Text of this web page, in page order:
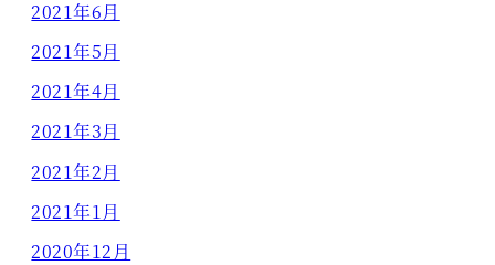
2021年6月
2021年5月
2021年4月
2021年3月
2021年2月
2021年1月
2020年12月